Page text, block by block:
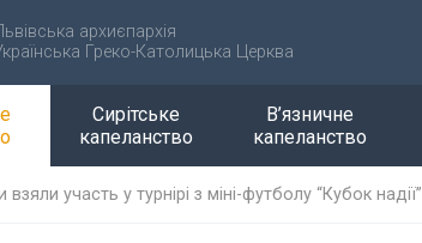
архиєпархія
Греко-Католицька Церква
Сирітське
капеланство
В’язничне
капеланство
взяли участь у турнірі з міні-футболу “Кубок надії”